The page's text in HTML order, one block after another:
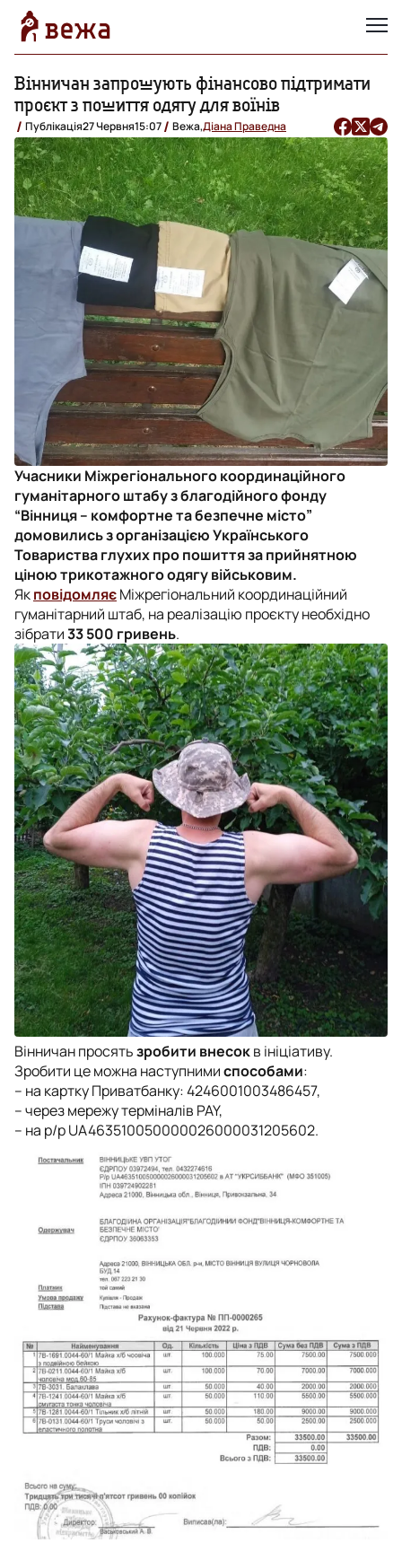
Вінничан запрошують фінансово підтримати
проєкт з пошиття одягу для воїнів
Публікація27 Червня15:07 Вежа,Діана Праведна
Учасники Міжрегіонального координаційного
гуманітарного штабу з благодійного фонду
“Вінниця – комфортне та безпечне місто”
домовились з організацією Українського
Товариства глухих про пошиття за прийнятною
ціною трикотажного одягу військовим.
ЯкповідомляєМіжрегіональний координаційний
гуманітарний штаб, на реалізацію проєкту необхідно
зібрати33 500 гривень.
Вінничан просятьзробити внесокв ініціативу.
Зробити це можна наступнимиспособами:
– на картку Приватбанку: 4246001003486457,
– через мережу терміналів PAY,
– на р/р UA463510050000026000031205602.